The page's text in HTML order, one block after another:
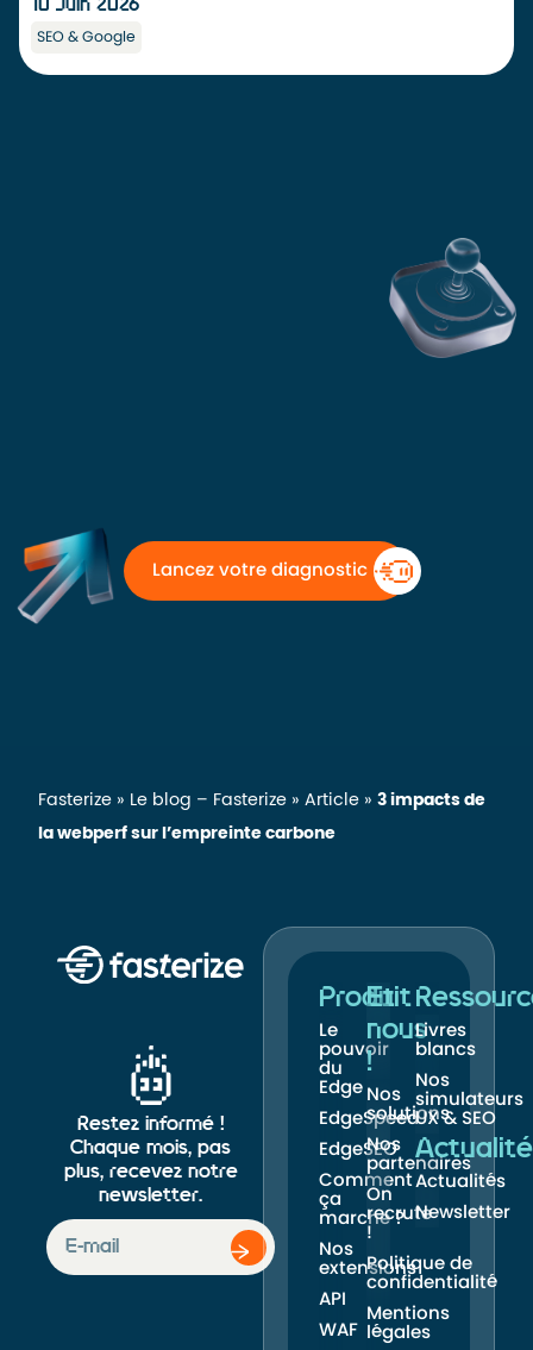
10 Juin 2026
SEO & Google
Lancez votre diagnostic
Fasterize » Le blog – Fasterize » Article » 3 impacts de
la webperf sur l’empreinte carbone
Restez informé !
Chaque mois, pas
plus, recevez notre
newsletter.
Produit
Le
pouvoir
du
Edge
EdgeSpeed
EdgeSEO
Comment
ça
marche ?
Nos
extensions
API
WAF
Et
nous
!
Nos
solutions
Nos
partenaires
On
recrute
!
Politique de
confidentialité
Mentions
légales
Livres
blancs
Nos
simulateurs
UX & SEO
Actualité
Actualités
Newsletter